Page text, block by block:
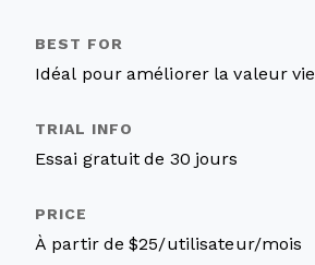
Idéal pour améliorer la valeur
Essai gratuit de 30 jours
À partir de $25/utilisateur/mois